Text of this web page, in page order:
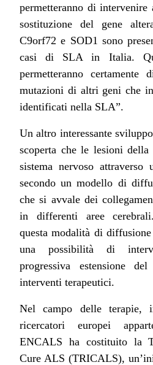
permetteranno di
sostituzione del gene
C9orf72 e SOD1 sono
casi di SLA in Italia.
permetteranno
mutazioni di altri geni che
identificati nella SLA”.
Un altro interessante
scoperta che le lesioni
sistema nervoso attraverso
secondo un modello di
che si avvale dei
in differenti aree
questa modalità di
una possibilità di
progressiva estensione
interventi terapeutici.
Nel campo delle terapie,
ricercatori europei
ENCALS ha costituito la
Cure ALS (TRICALS),